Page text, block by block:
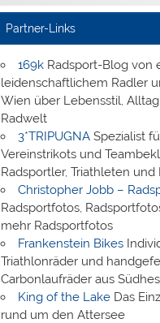
Partner-Links
169kRadsport-Blog von
leidenschaftlichem Radler
Wien über Lebensstil,
Radwelt
3*TRIPUGNASpezialist
Vereinstrikots und
Radsportler, Triathleten und
Christopher Jobb –
Radsportfotos,
mehr Radsportfotos
Frankenstein Bikes
Triathlonräder und
Carbonlaufräder aus
King of the LakeDas
rund um den Attersee